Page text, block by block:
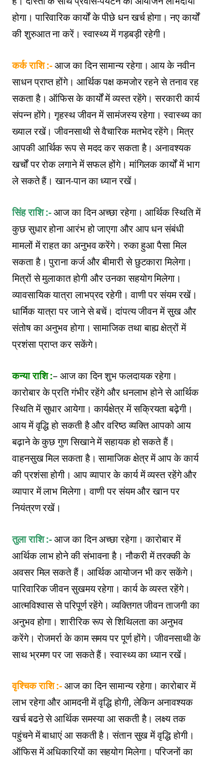
होगा। पारिवारिक कार्यों के पीछे धन खर्च होगा। नए कार्यों
की शुरुआत ना करें। स्वास्थ्य में गड़बड़ी रहेगी।
कर्क राशि :-आज का दिन सामान्य रहेगा। आय के नवीन
साधन प्राप्त होंगे। आर्थिक पक्ष कमजोर रहने से तनाव रह
सकता है। ऑफिस के कार्यों में व्यस्त रहेंगे। सरकारी कार्य
संपन्न होंगे। गृहस्थ जीवन में सामंजस्य रहेगा। स्वास्थ्य का
ख्याल रखें। जीवनसाथी से वैचारिक मतभेद रहेंगे। मित्र
आपकी आर्थिक रूप से मदद कर सकता है। अनावश्यक
खर्चों पर रोक लगाने में सफल होंगे। मांगिलक कार्यों में भाग
ले सकते हैं। खान-पान का ध्यान रखें।
सिंह राशि :-आज का दिन अच्छा रहेगा। आर्थिक स्थिति में
कुछ सुधार होना आरंभ हो जाएगा और आप धन संबंधी
मामलों में राहत का अनुभव करेंगे। रुका हुआ पैसा मिल
सकता है। पुराना कर्ज और बीमारी से छुटकारा मिलेगा।
मित्रों से मुलाकात होगी और उनका सहयोग मिलेगा।
व्यावसायिक यात्रा लाभप्रद रहेगी। वाणी पर संयम रखें।
धार्मिक यात्रा पर जाने से बचें। दांपत्य जीवन में सुख और
संतोष का अनुभव होगा। सामाजिक तथा बाह्य क्षेत्रों में
प्रशंसा प्राप्त कर सकेंगे।
कन्या राशि :– आज का दिन शुभ फलदायक रहेगा।
कारोबार के प्रति गंभीर रहेंगे और धनलाभ होने से आर्थिक
स्थिति में सुधार आयेगा। कार्यक्षेत्र में सक्रियता बढ़ेगी।
आय में वृद्धि हो सकती है और वरिष्ठ व्यक्ति आपको आय
बढ़ाने के कुछ गुण सिखाने में सहायक हो सकते हैं।
वाहनसुख मिल सकता है। सामाजिक क्षेत्र में आप के कार्य
की प्रशंसा होगी। आप व्यापार के कार्य में व्यस्त रहेंगे और
व्यापार में लाभ मिलेगा। वाणी पर संयम और खान पर
नियंत्रण रखें।
तुला राशि :-आज का दिन अच्छा रहेगा। कारोबार में
आर्थिक लाभ होने की संभावना है। नौकरी में तरक्की के
अवसर मिल सकते हैं। आर्थिक आयोजन भी कर सकेंगे।
पारिवारिक जीवन सुखमय रहेगा। कार्य के व्यस्त रहेंगे।
आत्मविश्वास से परिपूर्ण रहेंगे। व्यक्तिगत जीवन ताजगी का
अनुभव होगा। शारीरिक रूप से शिथिलता का अनुभव
करेंगे। रोजमर्रा के काम समय पर पूर्ण होंगे। जीवनसाथी के
साथ भ्रमण पर जा सकते हैं। स्वास्थ्य का ध्यान रखें।
वृश्चिक राशि :-आज का दिन सामान्य रहेगा। कारोबार में
लाभ रहेगा और आमदनी में वृद्धि होगी, लेकिन अनावश्यक
खर्च बढऩे से आर्थिक समस्या आ सकती है। लक्ष्य तक
पहुंचने में बाधाएं आ सकती है। संतान सुख में वृद्धि होगी।
ऑफिस में अधिकारियों का सहयोग मिलेगा। परिजनों का